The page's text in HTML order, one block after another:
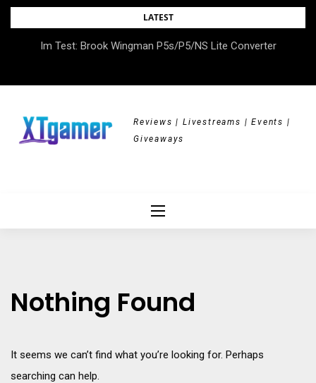
Skip
LATEST
Im Test: Brook Wingman P5s/P5/NS Lite Converter
Reviews | Livestreams | Events |
Giveaways
Nothing Found
It seems we can’t find what you’re looking for. Perhaps
searching can help.